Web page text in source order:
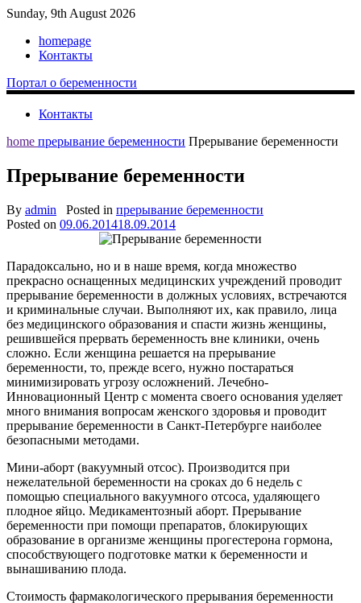
Sunday, 9th August 2026
homepage
Контакты
Портал о беременности
Контакты
home прерывание беременности Прерывание беременности
Прерывание беременности
By admin Posted in прерывание беременности
Posted on 09.06.201418.09.2014
Парадоксально, но и в наше время, когда множество
прекрасно оснащенных медицинских учреждений проводит
прерывание беременности в должных условиях, встречаются
и криминальные случаи. Выполняют их, как правило, лица
без медицинского образования и спасти жизнь женщины,
решившейся прервать беременность вне клиники, очень
сложно. Если женщина решается на прерывание
беременности, то, прежде всего, нужно постараться
минимизировать угрозу осложнений. Лечебно-
Инновационный Центр с момента своего основания уделяет
много внимания вопросам женского здоровья и проводит
прерывание беременности в Санкт-Петербурге наиболее
безопасными методами.
Мини-аборт (вакуумный отсос). Производится при
нежелательной беременности на сроках до 6 недель с
помощью специального вакуумного отсоса, удаляющего
плодное яйцо. Медикаментозный аборт. Прерывание
беременности при помощи препаратов, блокирующих
образование в организме женщины прогестерона гормона,
способствующего подготовке матки к беременности и
вынашиванию плода.
Стоимость фармакологического прерывания беременности